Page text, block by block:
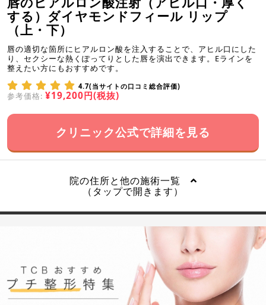
する）ダイヤモンドフィール リップ
（上・下）
唇の適切な箇所にヒアルロン酸を注入することで、アヒル口にした
り、セクシーな熱くぽってりとした唇を演出できます。Eラインを
整えたい方にもおすすめです。
4.7(当サイトの口コミ総合評価)
参考価格: ¥19,200円(税抜)
クリニック公式で詳細を見る
院の住所と他の施術一覧
（タップで開きます）